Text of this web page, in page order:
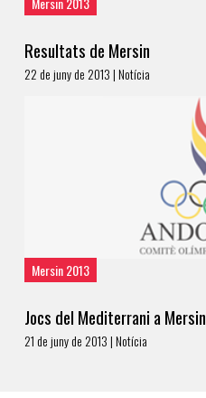
Resultats de Mersin
22 de juny de 2013 | Notícia
Mersin 2013
Jocs del Mediterrani a Mersin
21 de juny de 2013 | Notícia